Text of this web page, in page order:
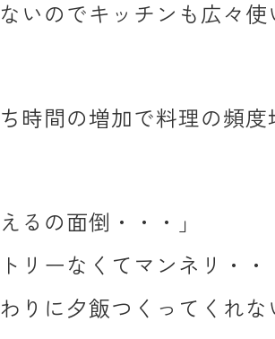
いのでキッチンも広々
時間の増加で料理の頻
るの面倒・・・」
トリーなくてマンネリ・・
わりに夕飯つくってくれな